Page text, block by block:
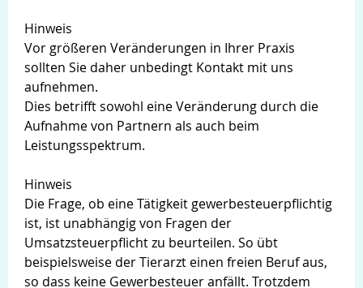
Hinweis
Vor größeren Veränderungen in Ihrer Praxis
sollten Sie daher unbedingt Kontakt mit uns
aufnehmen.
Dies betrifft sowohl eine Veränderung durch die
Aufnahme von Partnern als auch beim
Leistungsspektrum.
Hinweis
Die Frage, ob eine Tätigkeit gewerbesteuerpflichtig
ist, ist unabhängig von Fragen der
Umsatzsteuerpflicht zu beurteilen. So übt
beispielsweise der Tierarzt einen freien Beruf aus,
so dass keine Gewerbesteuer anfällt. Trotzdem